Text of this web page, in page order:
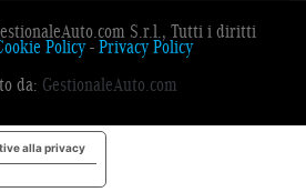
S.r.l., Tutti i diritti
Policy-Privacy Policy
da: GestionaleAuto.com
alla privacy